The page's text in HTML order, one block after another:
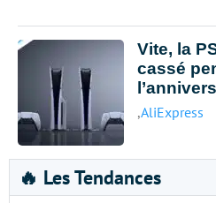
Vite, la
cassé
,AliExpress
🔥 Les Tendances